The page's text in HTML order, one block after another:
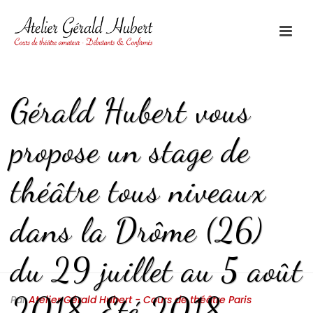
Gérald Hubert vous
propose un stage de
théâtre tous niveaux
dans la Drôme (26)
du 29 juillet au 5 août
ParAtelier Gérald Hubert - Cours de théâtre Paris